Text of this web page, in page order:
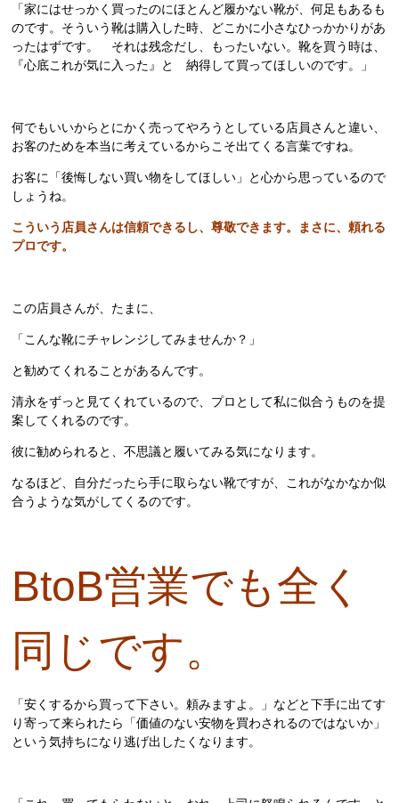
「家にはせっかく買ったのにほとんど履かない靴が、何足もあるも
のです。そういう靴は購入した時、どこかに小さなひっかかりがあ
ったはずです。 それは残念だし、もったいない。靴を買う時は、
『心底これが気に入った』と 納得して買ってほしいのです。」
何でもいいからとにかく売ってやろうとしている店員さんと違い、
お客のためを本当に考えているからこそ出てくる言葉ですね。
お客に「後悔しない買い物をしてほしい」と心から思っているので
しょうね。
こういう店員さんは信頼できるし、尊敬できます。まさに、頼れる
プロです。
この店員さんが、たまに、
「こんな靴にチャレンジしてみませんか？」
と勧めてくれることがあるんです。
清永をずっと見てくれているので、プロとして私に似合うものを提
案してくれるのです。
彼に勧められると、不思議と履いてみる気になります。
なるほど、自分だったら手に取らない靴ですが、これがなかなか似
合うような気がしてくるのです。
BtoB営業でも全く
同じです。
「安くするから買って下さい。頼みますよ。」などと下手に出てす
り寄って来られたら「価値のない安物を買わされるのではないか」
という気持ちになり逃げ出したくなります。